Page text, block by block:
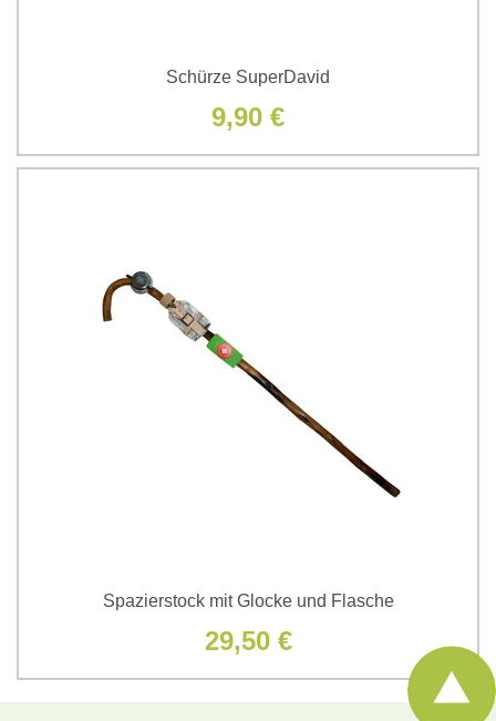
Schürze SuperDavid
9,90 €
Spazierstock mit Glocke und Flasche
29,50 €